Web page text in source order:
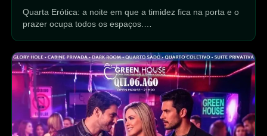
Quarta Erótica: a noite em que a timidez fica na porta e o
prazer ocupa todos os espaços.…